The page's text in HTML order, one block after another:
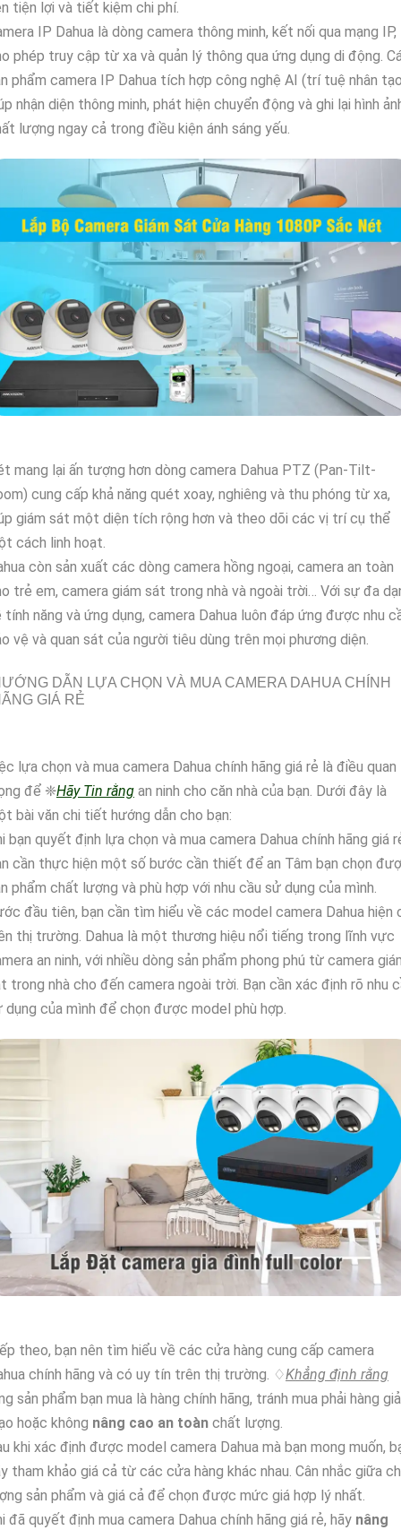
tiện lợi và tiết kiệm chi phí.
IP Dahua là dòng camera thông minh, kết nối qua mạng IP,
phép truy cập từ xa và quản lý thông qua ứng dụng di động.
phẩm camera IP Dahua tích hợp công nghệ AI (trí tuệ nhân
nhận diện thông minh, phát hiện chuyển động và ghi lại hình
lượng ngay cả trong điều kiện ánh sáng yếu.
mang lại ấn tượng hơn dòng camera Dahua PTZ (Pan-Tilt-
cung cấp khả năng quét xoay, nghiêng và thu phóng từ xa,
giám sát một diện tích rộng hơn và theo dõi các vị trí cụ thể
cách linh hoạt.
còn sản xuất các dòng camera hồng ngoại, camera an toàn
trẻ em, camera giám sát trong nhà và ngoài trời… Với sự đa
tính năng và ứng dụng, camera Dahua luôn đáp ứng được nhu
vệ và quan sát của người tiêu dùng trên mọi phương diện.
DẪN LỰA CHỌN VÀ MUA CAMERA DAHUA CHÍNH
GIÁ RẺ
lựa chọn và mua camera Dahua chính hãng giá rẻ là điều quan
để ❈Hãy Tin rằng an ninh cho căn nhà của bạn. Dưới đây là
bài văn chi tiết hướng dẫn cho bạn:
bạn quyết định lựa chọn và mua camera Dahua chính hãng giá
cần thực hiện một số bước cần thiết để an Tâm bạn chọn
phẩm chất lượng và phù hợp với nhu cầu sử dụng của mình.
đầu tiên, bạn cần tìm hiểu về các model camera Dahua hiện
thị trường. Dahua là một thương hiệu nổi tiếng trong lĩnh vực
an ninh, với nhiều dòng sản phẩm phong phú từ camera
trong nhà cho đến camera ngoài trời. Bạn cần xác định rõ nhu
dụng của mình để chọn được model phù hợp.
theo, bạn nên tìm hiểu về các cửa hàng cung cấp camera
chính hãng và có uy tín trên thị trường. ♢Khẳng định rằng
sản phẩm bạn mua là hàng chính hãng, tránh mua phải hàng giả
hoặc không nâng cao an toàn chất lượng.
khi xác định được model camera Dahua mà bạn mong muốn,
tham khảo giá cả từ các cửa hàng khác nhau. Cân nhắc giữa
sản phẩm và giá cả để chọn được mức giá hợp lý nhất.
đã quyết định mua camera Dahua chính hãng giá rẻ, hãy nâng